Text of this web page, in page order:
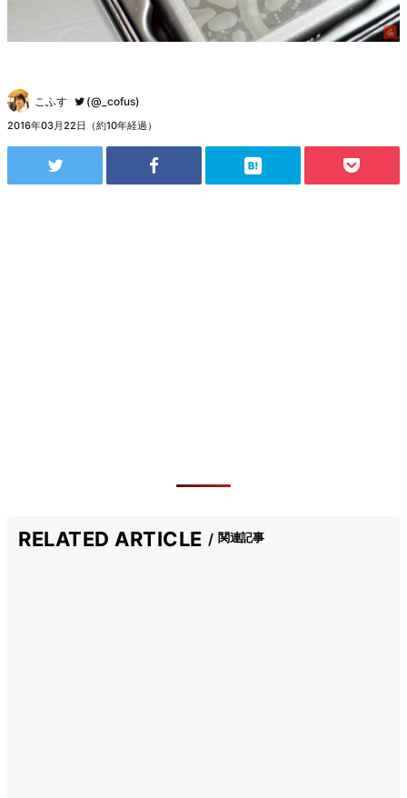
こふす (@_cofus)
2016年03月22日（約10年経過）
RELATED ARTICLE 関連記事